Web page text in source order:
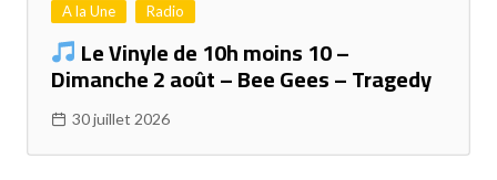
A la Une Radio
Le Vinyle de 10h moins 10 –
Dimanche 2 août – Bee Gees – Tragedy
30 juillet 2026